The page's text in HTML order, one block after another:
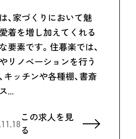
、家づくりにおいて魅
着を増し加えてくれる
要素です。住暮楽では、
リノベーションを行う
キッチンや各種棚、書斎
…
この求人を見
る